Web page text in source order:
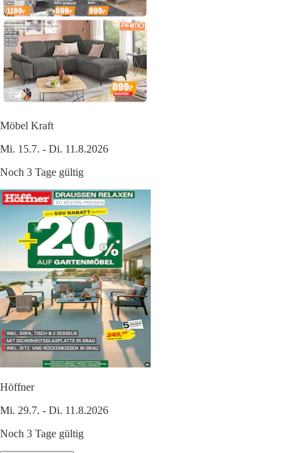
Möbel Kraft
Mi. 15.7. - Di. 11.8.2026
Noch 3 Tage gültig
Höffner
Mi. 29.7. - Di. 11.8.2026
Noch 3 Tage gültig